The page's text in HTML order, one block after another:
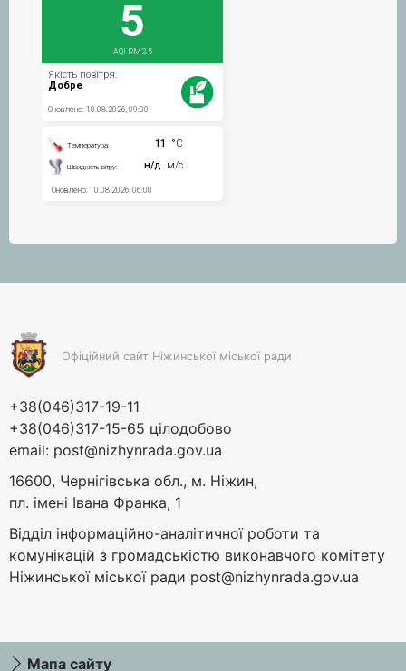
Офіційний сайт Ніжинської міської ради
+38(046)317-19-11
+38(046)317-15-65 цілодобово
email: post@nizhynrada.gov.ua
16600, Чернігівська обл., м. Ніжин,
пл. імені Івана Франка, 1
Відділ інформаційно-аналітичної роботи та
комунікацій з громадськістю виконавчого комітету
Ніжинської міської ради post@nizhynrada.gov.ua
Мапа сайту